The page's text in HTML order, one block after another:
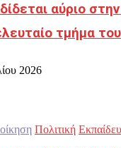
αύριο
τμήμα
2026
Πολιτική